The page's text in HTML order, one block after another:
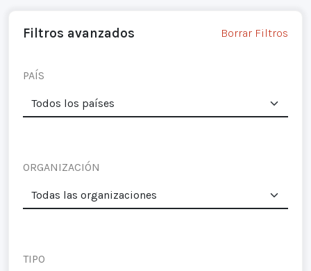
Filtros avanzados Borrar Filtros
PAÍS
ORGANIZACIÓN
TIPO